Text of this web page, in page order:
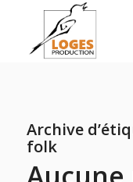
Archive
folk